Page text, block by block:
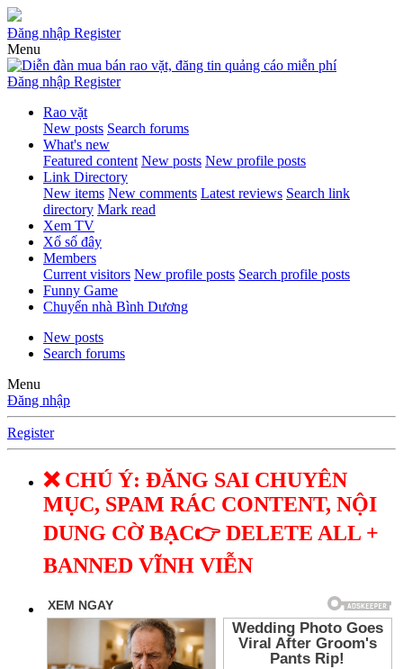
Đăng nhập Register
Menu
Đăng nhập Register
Rao vặt
New posts Search forums
What's new
Featured content New posts New profile posts
Link Directory
New items New comments Latest reviews Search link
directory Mark read
Xem TV
Xổ số đây
Members
Current visitors New profile posts Search profile posts
Funny Game
Chuyển nhà Bình Dương
New posts
Search forums
Menu
Đăng nhập
Register
❌ CHÚ Ý: ĐĂNG SAI CHUYÊN
MỤC, SPAM RÁC CONTENT, NỘI
DUNG CỜ BẠC👉 DELETE ALL +
BANNED VĨNH VIỄN